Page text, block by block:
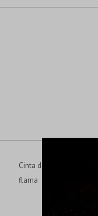
Cinta de PVC Base de
flama